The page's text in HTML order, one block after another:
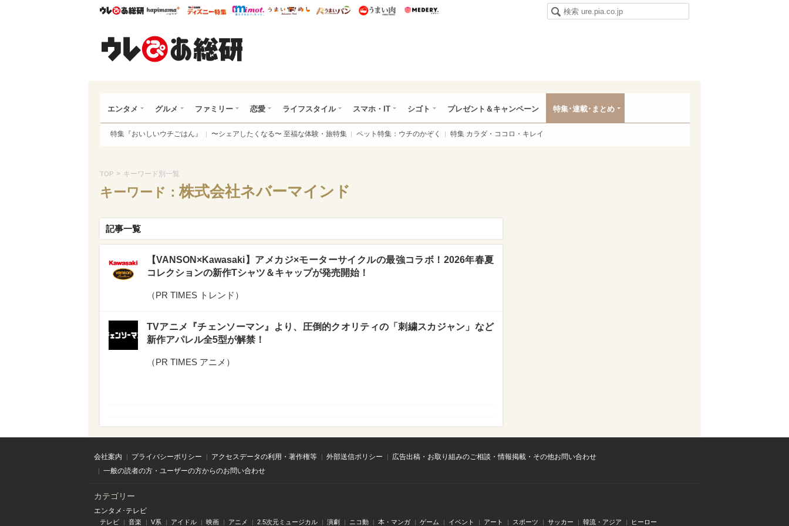
ウレぴあ総研ハピママ* ウレぴあ総研 ディズニー特集
mimot. うまいめし うまいパン うまい肉
エンタメ グルメ ファミリー 恋愛 ライフスタイル スマホ・IT シゴト プレゼント＆キャンペーン 特集･連載･まとめ
特集『おいしいウチごはん』 〜シェアしたくなる〜 至福な体験・旅特集 ペット特集：ウチのかぞく 特集 カラダ・ココロ・キレイ
TOP > キーワード別一覧
キーワード：株式会社ネバーマインド
記事一覧
【VANSON×Kawasaki】アメカジ×モーターサイクルの最強コラボ！2026年春夏
コレクションの新作Tシャツ＆キャップが発売開始！
（PR TIMES トレンド ）
TVアニメ『チェンソーマン』より、圧倒的クオリティの「刺繍スカジャン」など
新作アパレル全5型が解禁！
（PR TIMES アニメ ）
会社案内 プライバシーポリシー アクセスデータの利用・著作権等 外部送信ポリシー
広告出稿・お取り組みのご相談・情報掲載・その他お問い合わせ
一般の読者の方・ユーザーの方からのお問い合わせ
カテゴリー
エンタメ･テレビ
テレビ 音楽 V系 アイドル 映画 アニメ 2.5次元ミュージカル 演劇 ニコ動 本・マンガ ゲーム イベント アート スポーツ サッカー 韓流・アジア ヒーロー